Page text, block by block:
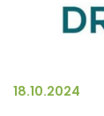
18.10.2024